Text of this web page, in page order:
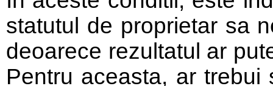
statutul de proprietar sa
deoarece rezultatul ar
Pentru aceasta, ar